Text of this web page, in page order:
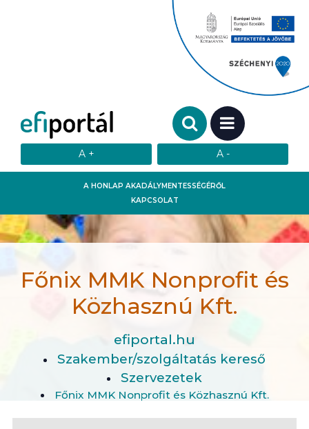
A HONLAP AKADÁLYMENTESSÉGÉRŐL
KAPCSOLAT
Keresendő szó:
MENÜ
Főnix MMK Nonprofit és
Közhasznú Kft.
efiportal.hu
Szakember/szolgáltatás kereső
Szervezetek
Főnix MMK Nonprofit és Közhasznú Kft.